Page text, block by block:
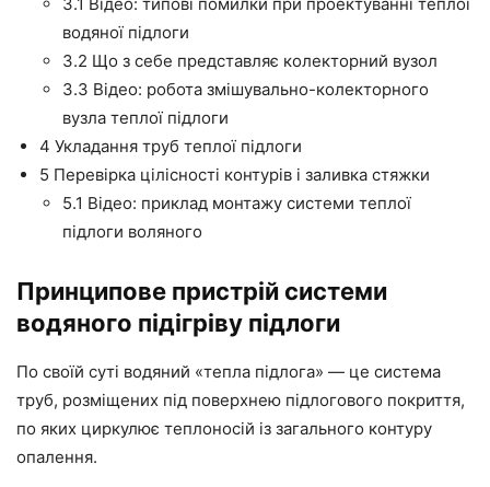
водяної підлоги
3.2 Що з себе представляє колекторний вузол
3.3 Відео: робота змішувально-колекторного
вузла теплої підлоги
4 Укладання труб теплої підлоги
5 Перевірка цілісності контурів і заливка стяжки
5.1 Відео: приклад монтажу системи теплої
підлоги воляного
Принципове пристрій системи
водяного підігріву підлоги
По своїй суті водяний «тепла підлога» — це система
труб, розміщених під поверхнею підлогового покриття,
по яких циркулює теплоносій із загального контуру
опалення.